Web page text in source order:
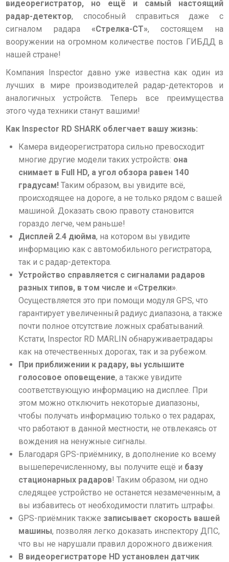
видеорегистратор, но ещё и самый настоящий
радар-детектор, способный справиться даже с
сигналом радара «Стрелка-СТ», состоящем на
вооружении на огромном количестве постов ГИБДД в
нашей стране!
Компания Inspector давно уже известна как один из
лучших в мире производителей радар-детекторов и
аналогичных устройств. Теперь все преимущества
этого чуда техники станут вашими!
Как Inspector RD SHARK облегчает вашу жизнь:
Камера видеорегистратора сильно превосходит
многие другие модели таких устройств: она
снимает в Full HD, а угол обзора равен 140
градусам! Таким образом, вы увидите всё,
происходящее на дороге, а не только рядом с вашей
машиной. Доказать свою правоту становится
гораздо легче, чем раньше!
Дисплей 2.4 дюйма, на котором вы увидите
информацию как с автомобильного регистратора,
так и с радар-детектора.
Устройство справляется с сигналами радаров
разных типов, в том числе и «Стрелки».
Осуществляется это при помощи модуля GPS, что
гарантирует увеличенный радиус диапазона, а также
почти полное отсутствие ложных срабатываний.
Кстати, Inspector RD MARLIN обнаруживаетрадары
как на отечественных дорогах, так и за рубежом.
При приближении к радару, вы услышите
голосовое оповещение, а также увидите
соответствующую информацию на дисплее. При
этом можно отключить некоторые диапазоны,
чтобы получать информацию только о тех радарах,
что работают в данной местности, не отвлекаясь от
вождения на ненужные сигналы.
Благодаря GPS-приёмнику, в дополнение ко всему
вышеперечисленному, вы получите ещё и базу
стационарных радаров! Таким образом, ни одно
следящее устройство не останется незамеченным, а
вы избавитесь от необходимости платить штрафы.
GPS-приёмник также записывает скорость вашей
машины, позволяя легко доказать инспектору ДПС,
что вы не нарушали правил дорожного движения.
В видеорегистраторе HD установлен датчик